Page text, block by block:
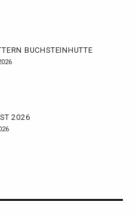
BUCHSTEINHÜTTE
2026